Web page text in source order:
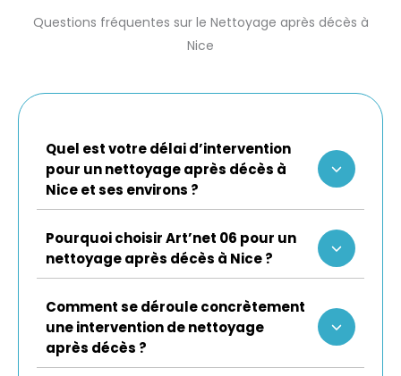
Questions fréquentes sur le Nettoyage après décès à
Nice
Quel est votre délai d’intervention
pour un nettoyage après décès à
Nice et ses environs ?
Pourquoi choisir Art’net 06 pour un
nettoyage après décès à Nice ?
Comment se déroule concrètement
une intervention de nettoyage
après décès ?